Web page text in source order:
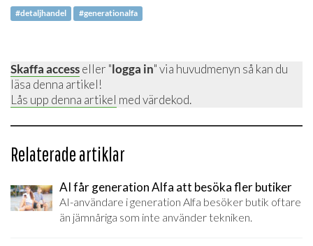
#detaljhandel #generationalfa
Skaffa accesseller "logga in" via huvudmenyn så kan du
läsa denna artikel!
Lås upp denna artikel med värdekod.
Relaterade artiklar
AI får generation Alfa att besöka fler butiker
AI-användare i generation Alfa besöker butik oftare
än jämnåriga som inte använder tekniken.